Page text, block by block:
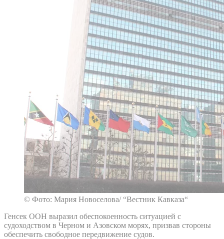
© Фото: Мария Новоселова/ “Вестник Кавказа“
Генсек ООН выразил обеспокоенность ситуацией с
судоходством в Черном и Азовском морях, призвав стороны
обеспечить свободное передвижение судов.